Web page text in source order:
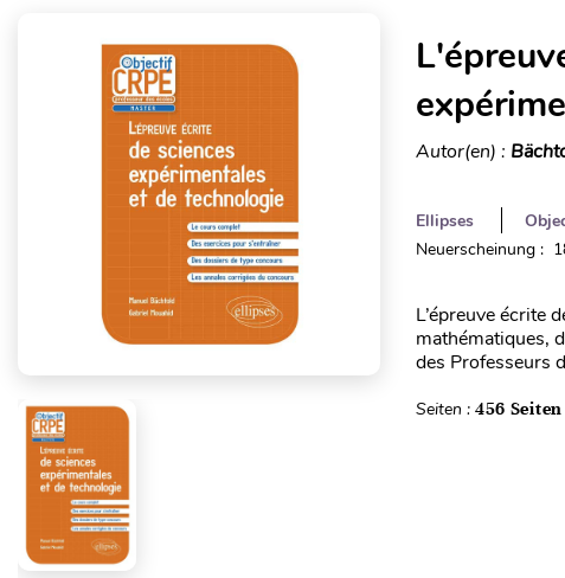
Autor(en) :
Ellipses
Neuerscheinung :
L’épreuve écrite
mathématiques,
des Professeurs
Seiten : 456 Seiten